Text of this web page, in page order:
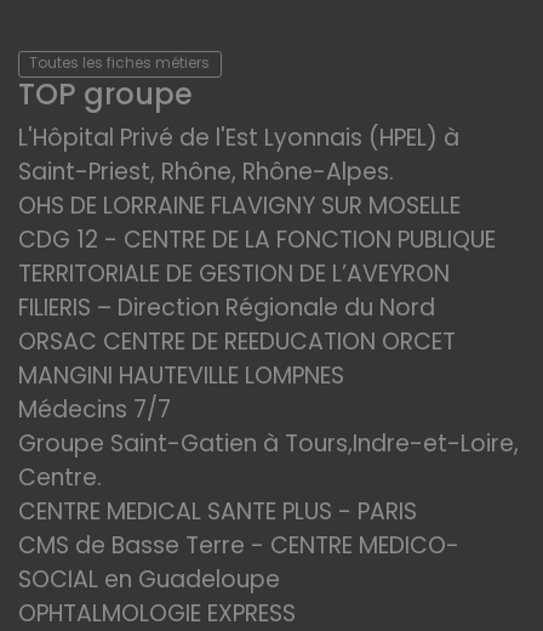
Toutes les fiches métiers
TOP groupe
L'Hôpital Privé de l'Est Lyonnais (HPEL) à
Saint-Priest, Rhône, Rhône-Alpes.
OHS DE LORRAINE FLAVIGNY SUR MOSELLE
CDG 12 - CENTRE DE LA FONCTION PUBLIQUE
TERRITORIALE DE GESTION DE L’AVEYRON
FILIERIS – Direction Régionale du Nord
ORSAC CENTRE DE REEDUCATION ORCET
MANGINI HAUTEVILLE LOMPNES
Médecins 7/7
Groupe Saint-Gatien à Tours,Indre-et-Loire,
Centre.
CENTRE MEDICAL SANTE PLUS - PARIS
CMS de Basse Terre - CENTRE MEDICO-
SOCIAL en Guadeloupe
OPHTALMOLOGIE EXPRESS